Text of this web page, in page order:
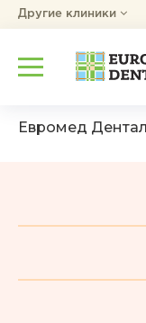
Другие клиники
Евромед Дентал